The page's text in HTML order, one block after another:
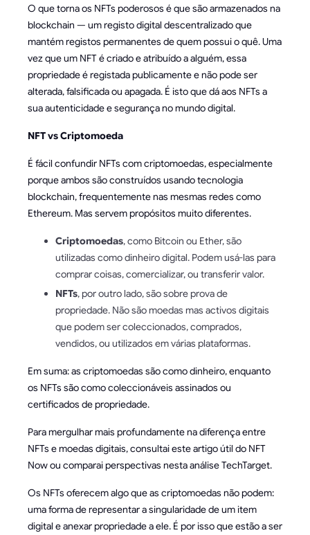
O que torna os NFTs poderosos é que são armazenados na
blockchain — um registo digital descentralizado que
mantém registos permanentes de quem possui o quê. Uma
vez que um NFT é criado e atribuído a alguém, essa
propriedade é registada publicamente e não pode ser
alterada, falsificada ou apagada. É isto que dá aos NFTs a
sua autenticidade e segurança no mundo digital.
NFT vs Criptomoeda
É fácil confundir NFTs com criptomoedas, especialmente
porque ambos são construídos usando tecnologia
blockchain, frequentemente nas mesmas redes como
Ethereum. Mas servem propósitos muito diferentes.
Criptomoedas, como Bitcoin ou Ether, são
utilizadas como dinheiro digital. Podem usá-las para
comprar coisas, comercializar, ou transferir valor.
NFTs, por outro lado, são sobre prova de
propriedade. Não são moedas mas activos digitais
que podem ser coleccionados, comprados,
vendidos, ou utilizados em várias plataformas.
Em suma: as criptomoedas são como dinheiro, enquanto
os NFTs são como coleccionáveis assinados ou
certificados de propriedade.
Para mergulhar mais profundamente na diferença entre
NFTs e moedas digitais, consultai este artigo útil do NFT
Now ou comparai perspectivas nesta análise TechTarget.
Os NFTs oferecem algo que as criptomoedas não podem:
uma forma de representar a singularidade de um item
digital e anexar propriedade a ele. É por isso que estão a ser